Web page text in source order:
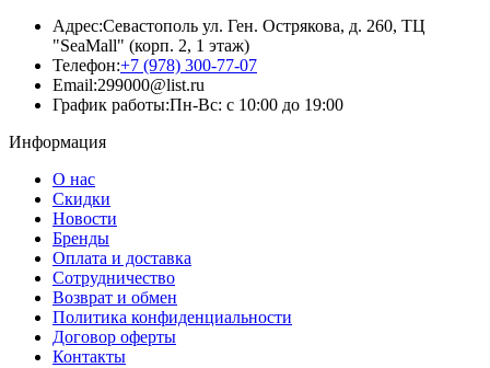
Адрес:Севастополь ул. Ген. Острякова, д. 260, ТЦ
"SeaMall" (корп. 2, 1 этаж)
Телефон:+7 (978) 300-77-07
Email:299000@list.ru
График работы:Пн-Вс: с 10:00 до 19:00
Информация
О нас
Скидки
Новости
Бренды
Оплата и доставка
Сотрудничество
Возврат и обмен
Политика конфиденциальности
Договор оферты
Контакты